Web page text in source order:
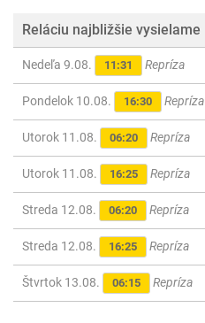
Reláciu najbližšie vysielame
Nedeľa 9.08. 11:31 Repríza
Pondelok 10.08. 16:30 Repríza
Utorok 11.08. 06:20 Repríza
Utorok 11.08. 16:25 Repríza
Streda 12.08. 06:20 Repríza
Streda 12.08. 16:25 Repríza
Štvrtok 13.08. 06:15 Repríza